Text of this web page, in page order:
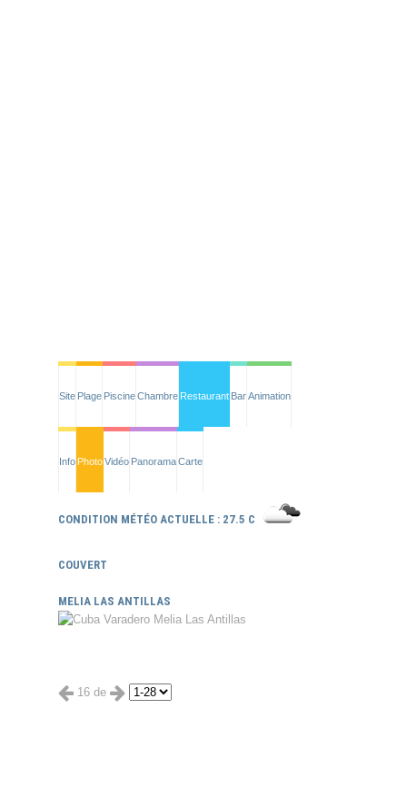
Site Plage PiscineChambre Restaurant BarAnimation
Info PhotoVidéo PanoramaCarte
CONDITION MÉTÉO ACTUELLE : 27.5 C
COUVERT
MELIA LAS ANTILLAS
16 de